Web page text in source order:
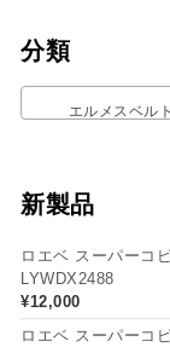
分類
エルメスベルト
新製品
ロエベ スーパーコ
LYWDX2488
¥12,000
ロエベ スーパーコ